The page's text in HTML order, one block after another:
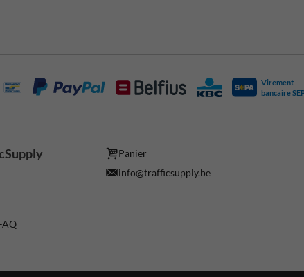
Virement
bancaire
Panier
info@trafficsupply.be